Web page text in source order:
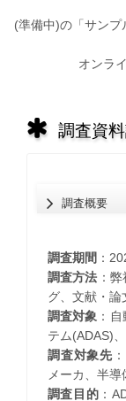
(準備中)の「サンプ
オンラ
調査資
調査概要
調査期間 ：
調査方法 ：
グ、文献・論
調査対象 ：
テム(ADAS)
調査対象先
メーカ、半
調査目的 ：